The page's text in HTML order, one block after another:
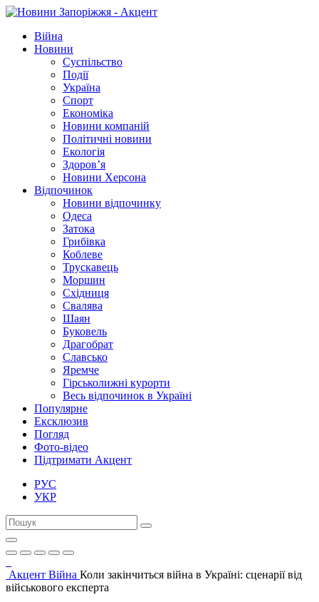
Війна
Новини
Суспільство
Події
Україна
Спорт
Економіка
Новини компаній
Політичні новини
Екологія
Здоров’я
Новини Херсона
Відпочинок
Новини відпочинку
Одеса
Затока
Грибівка
Коблеве
Трускавець
Моршин
Східниця
Свалява
Шаян
Буковель
Драгобрат
Славсько
Яремче
Гірськолижні курорти
Весь відпочинок в Україні
Популярне
Ексклюзив
Погляд
Фото-відео
Підтримати Акцент
РУС
УКР
Акцент Війна Коли закінчиться війна в Україні: сценарії від
військового експерта